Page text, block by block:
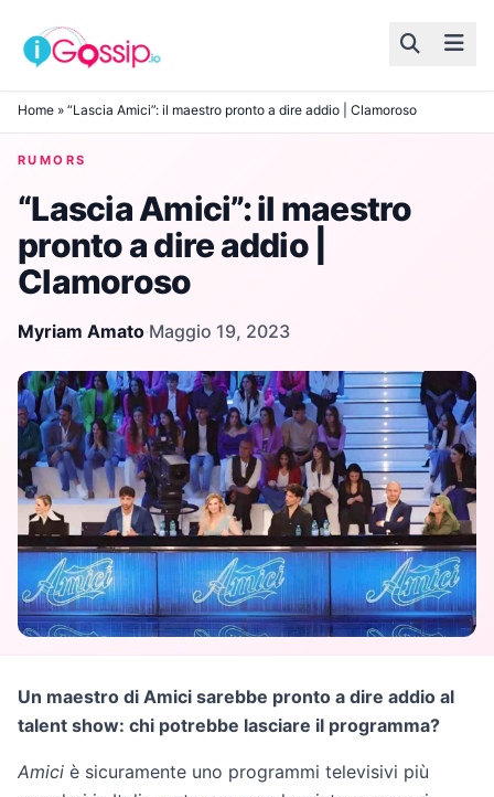
Skip to content
Home » “Lascia Amici”: il maestro pronto a dire addio | Clamoroso
RUMORS
“Lascia Amici”: il maestro
pronto a dire addio |
Clamoroso
Myriam Amato·Maggio 19, 2023
Un maestro di Amici sarebbe pronto a dire addio al
talent show: chi potrebbe lasciare il programma?
Amici è sicuramente uno programmi televisivi più